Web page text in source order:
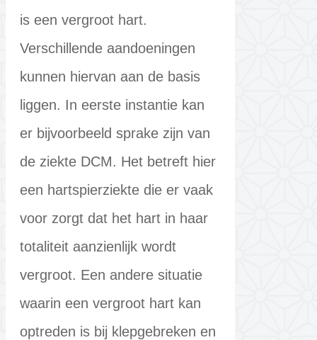
is een vergroot hart.
Verschillende aandoeningen
kunnen hiervan aan de basis
liggen. In eerste instantie kan
er bijvoorbeeld sprake zijn van
de ziekte DCM. Het betreft hier
een hartspierziekte die er vaak
voor zorgt dat het hart in haar
totaliteit aanzienlijk wordt
vergroot. Een andere situatie
waarin een vergroot hart kan
optreden is bij klepgebreken en